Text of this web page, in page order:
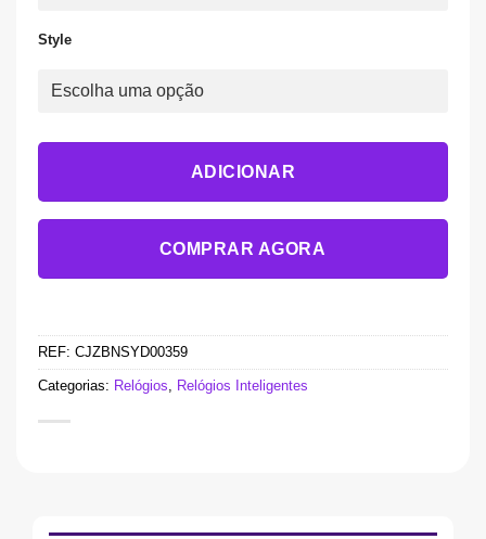
Style
ADICIONAR
COMPRAR AGORA
REF: CJZBNSYD00359
Categorias: Relógios, Relógios Inteligentes